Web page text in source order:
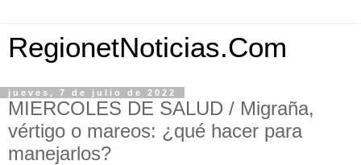
RegionetNoticias.Com
jueves, 7 de julio de 2022
MIERCOLES DE SALUD / Migraña,
vértigo o mareos: ¿qué hacer para
manejarlos?